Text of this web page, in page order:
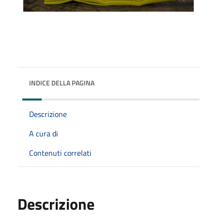
INDICE DELLA PAGINA
Descrizione
A cura di
Contenuti correlati
Descrizione